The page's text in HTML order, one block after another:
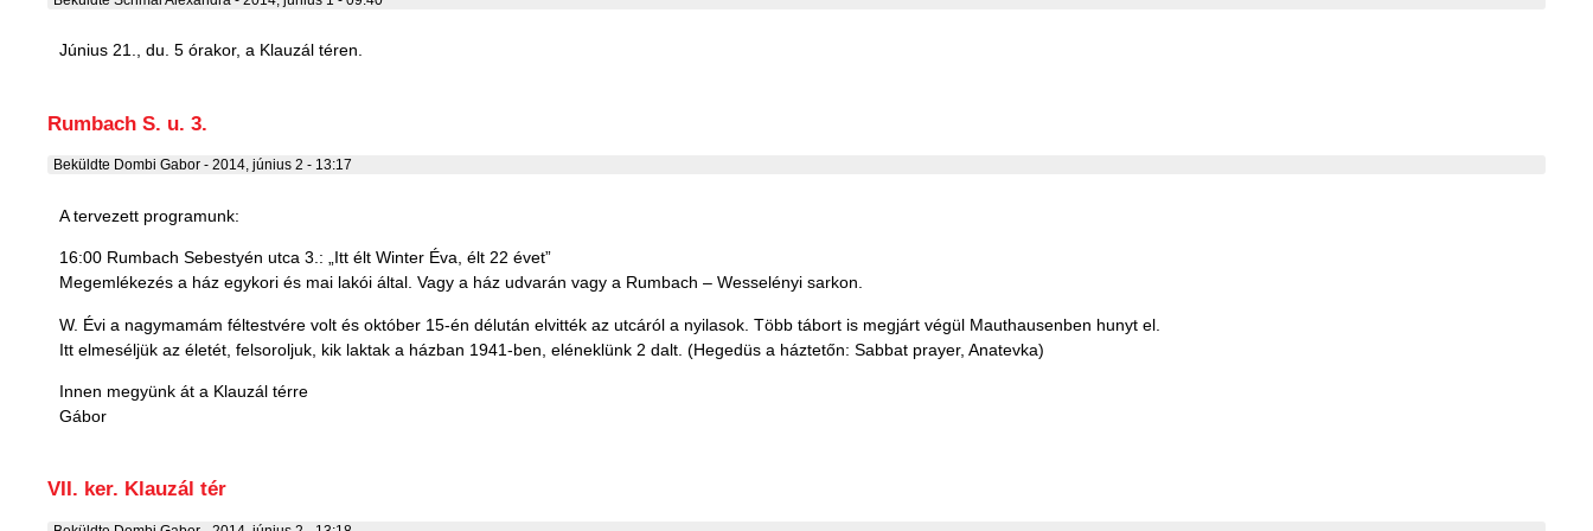
Június 21., du. 5 órakor, a Klauzál téren.
Rumbach S. u. 3.
Beküldte Dombi Gabor - 2014, június 2 - 13:17
A tervezett programunk:
16:00 Rumbach Sebestyén utca 3.: „Itt élt Winter Éva, élt 22 évet”
Megemlékezés a ház egykori és mai lakói által. Vagy a ház udvarán vagy a Rumbach – Wesselényi sarkon.
W. Évi a nagymamám féltestvére volt és október 15-én délután elvitték az utcáról a nyilasok. Több tábort is megjárt végül Mauthausenben hunyt el.
Itt elmeséljük az életét, felsoroljuk, kik laktak a házban 1941-ben, eléneklünk 2 dalt. (Hegedüs a háztetőn: Sabbat prayer, Anatevka)
Innen megyünk át a Klauzál térre
Gábor
VII. ker. Klauzál tér